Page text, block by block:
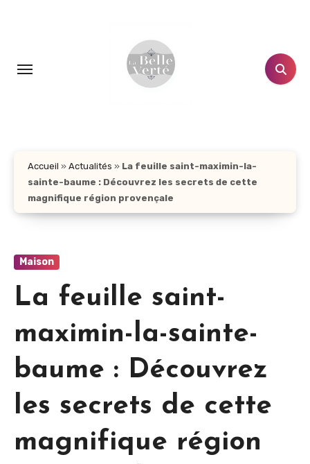
principal
Accueil » Actualités » La feuille saint-maximin-la-
sainte-baume : Découvrez les secrets de cette
magnifique région provençale
Maison
La feuille saint-
maximin-la-sainte-
baume : Découvrez
les secrets de cette
magnifique région